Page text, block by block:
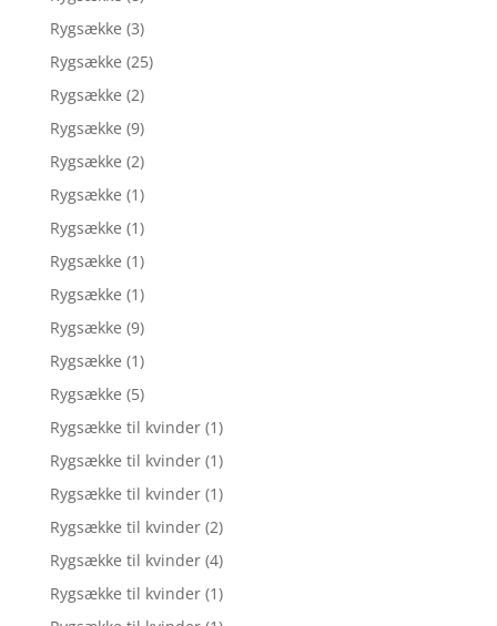
Rygsække (3)
Rygsække (25)
Rygsække (2)
Rygsække (9)
Rygsække (2)
Rygsække (1)
Rygsække (1)
Rygsække (1)
Rygsække (1)
Rygsække (9)
Rygsække (1)
Rygsække (5)
Rygsække til kvinder (1)
Rygsække til kvinder (1)
Rygsække til kvinder (1)
Rygsække til kvinder (2)
Rygsække til kvinder (4)
Rygsække til kvinder (1)